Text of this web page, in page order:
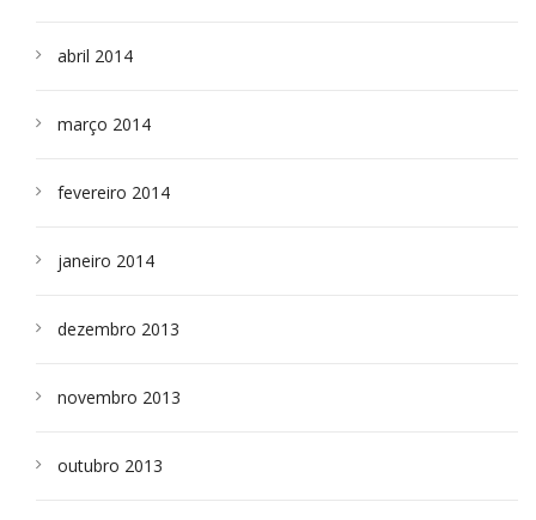
abril 2014
março 2014
fevereiro 2014
janeiro 2014
dezembro 2013
novembro 2013
outubro 2013